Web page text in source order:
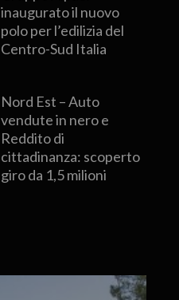
inaugurato il nuovo
polo per l’edilizia del
Centro-Sud Italia
Nord Est – Auto
vendute in nero e
Reddito di
cittadinanza: scoperto
giro da 1,5 milioni